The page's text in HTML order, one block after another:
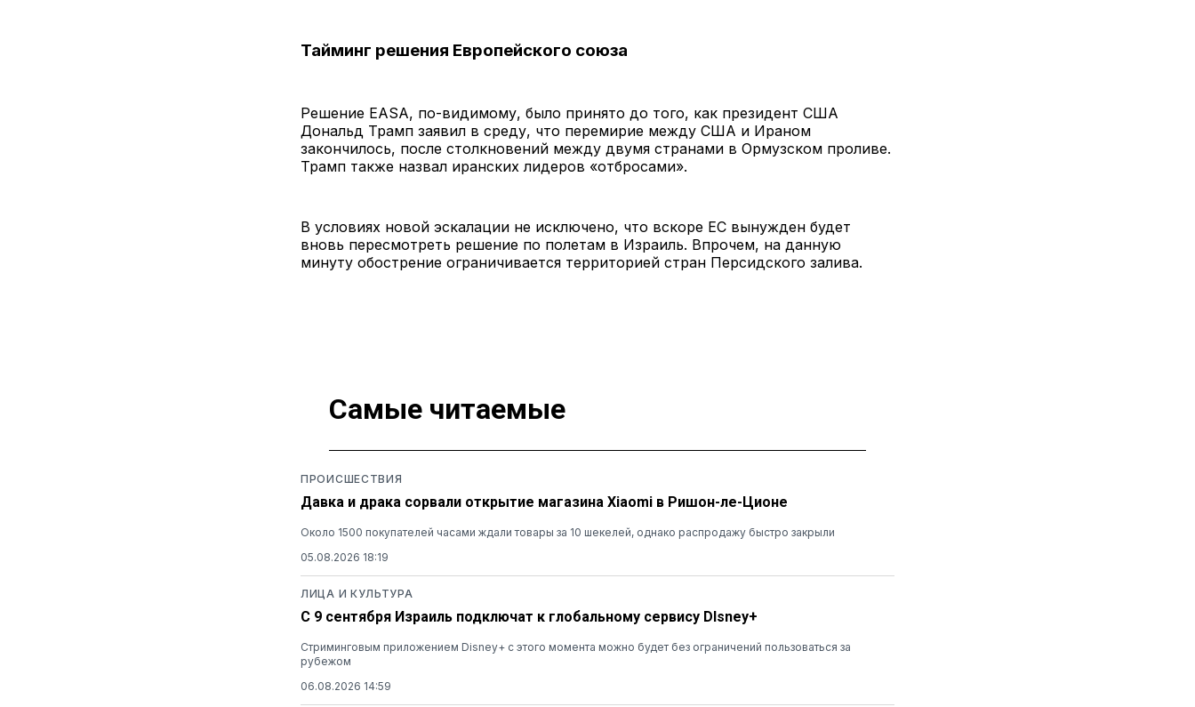
Тайминг решения Европейского союза
Решение EASA, по-видимому, было принято до того, как президент США
Дональд Трамп заявил в среду, что перемирие между США и Ираном
закончилось, после столкновений между двумя странами в Ормузском проливе.
Трамп также назвал иранских лидеров «отбросами».
В условиях новой эскалации не исключено, что вскоре ЕС вынужден будет
вновь пересмотреть решение по полетам в Израиль. Впрочем, на данную
минуту обострение ограничивается территорией стран Персидского залива.
Самые читаемые
ПРОИСШЕСТВИЯ
Давка и драка сорвали открытие магазина Xiaomi в Ришон-ле-Ционе
Около 1500 покупателей часами ждали товары за 10 шекелей, однако распродажу быстро закрыли
05.08.2026 18:19
ЛИЦА И КУЛЬТУРА
С 9 сентября Израиль подключат к глобальному сервису DIsney+
Стриминговым приложением Disney+ с этого момента можно будет без ограничений пользоваться за
рубежом
06.08.2026 14:59